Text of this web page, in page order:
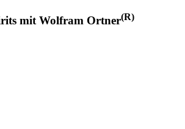
mit Wolfram Ortner(R)